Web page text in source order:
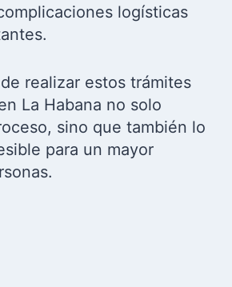
logísticas
realizar estos trámites
La Habana no solo
sino que también lo
para un mayor